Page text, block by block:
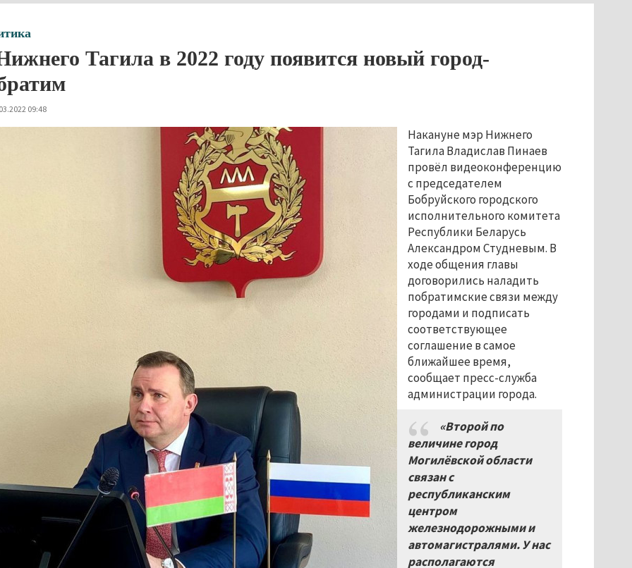
Тагила в 2022 году появится новый город-
09:48
Накануне мэр Нижнего
Тагила Владислав Пинаев
провёл видеоконференцию
с председателем
Бобруйского городского
исполнительного комитета
Республики Беларусь
Александром Студневым. В
ходе общения главы
договорились наладить
побратимские связи между
городами и подписать
соответствующее
соглашение в самое
ближайшее время,
сообщает пресс-служба
администрации города.
«Второй по
величине город
Могилёвской области
связан с
республиканским
центром
железнодорожными и
автомагистралями. У нас
располагаются